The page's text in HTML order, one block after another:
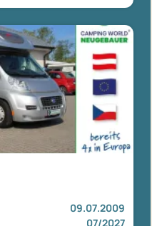
09.07.2009
07/2027